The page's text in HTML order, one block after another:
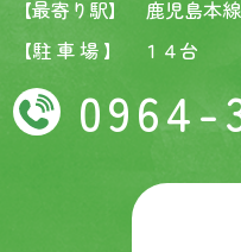
【最寄り駅】 鹿児島本
【駐 車 場 】 １４台
0964-